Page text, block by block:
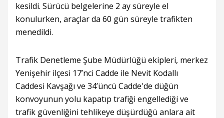
kesildi. Sürücü belgelerine 2 ay süreyle el
konulurken, araçlar da 60 gün süreyle trafikten
menedildi.
Trafik Denetleme Şube Müdürlüğü ekipleri, merkez
Yenişehir ilçesi 17’nci Cadde ile Nevit Kodallı
Caddesi Kavşağı ve 34’üncü Cadde'de düğün
konvoyunun yolu kapatıp trafiği engellediği ve
trafik güvenliğini tehlikeye düşürdüğü anlara ait